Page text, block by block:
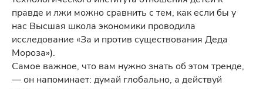
правде и лжи можно сравнить с тем, как если бы у
нас Высшая школа экономики проводила
исследование «За и против существования Деда
Мороза»).
Самое важное, что вам нужно знать об этом тренде,
— он напоминает: думай глобально, а действуй